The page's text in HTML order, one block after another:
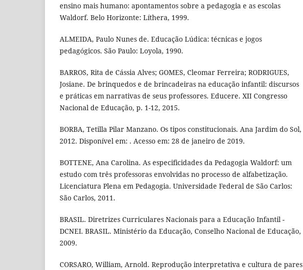
ensino mais humano: apontamentos sobre a pedagogia e as escolas
Waldorf. Belo Horizonte: Líthera, 1999.
ALMEIDA, Paulo Nunes de. Educação Lúdica: técnicas e jogos
pedagógicos. São Paulo: Loyola, 1990.
BARROS, Rita de Cássia Alves; GOMES, Cleomar Ferreira; RODRIGUES,
Josiane. De brinquedos e de brincadeiras na educação infantil: discursos
e práticas em narrativas de seus professores. Educere. XII Congresso
Nacional de Educação, p. 1-12, 2015.
BORBA, Tetilla Pilar Manzano. Os tipos constitucionais. Ana Jardim do Sol,
2012. Disponível em: . Acesso em: 28 de janeiro de 2019.
BOTTENE, Ana Carolina. As especificidades da Pedagogia Waldorf: um
estudo com três professoras envolvidas no processo de alfabetização.
Licenciatura Plena em Pedagogia. Universidade Federal de São Carlos:
São Carlos, 2011.
BRASIL. Diretrizes Curriculares Nacionais para a Educação Infantil -
DCNEI. BRASIL. Ministério da Educação, Conselho Nacional de Educação,
2009.
CORSARO, William, Arnold. Reprodução interpretativa e cultura de pares